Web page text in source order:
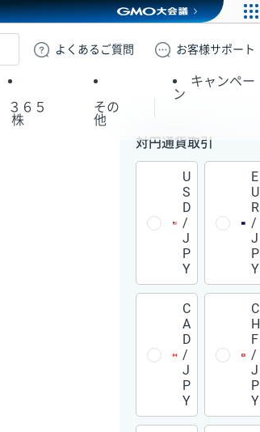
GMOクリック証券
よくある ご質問 お客様サポート
３６５
株
その
他
キャンペー
ン
対円通貨取引
U
S
D
/
J
P
Y
E
U
R
/
J
P
Y
C
A
D
/
J
P
Y
C
H
F
/
J
P
Y